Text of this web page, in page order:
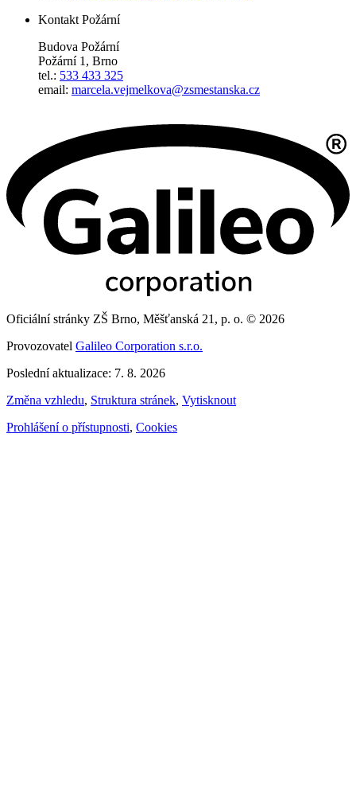
Kontakt Požární
Budova Požární
Požární 1, Brno
tel.: 533 433 325
email: marcela.vejmelkova@zsmestanska.cz
Oficiální stránky ZŠ Brno, Měšťanská 21, p. o. © 2026
Provozovatel Galileo Corporation s.r.o.
Poslední aktualizace: 7. 8. 2026
Změna vzhledu, Struktura stránek, Vytisknout
Prohlášení o přístupnosti, Cookies